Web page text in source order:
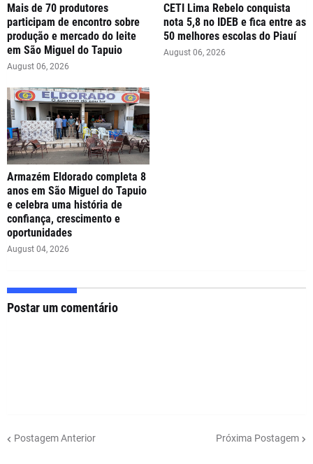
Mais de 70 produtores
participam de encontro sobre
produção e mercado do leite
em São Miguel do Tapuio
August 06, 2026
CETI Lima Rebelo conquista
nota 5,8 no IDEB e fica entre as
50 melhores escolas do Piauí
August 06, 2026
Armazém Eldorado completa 8
anos em São Miguel do Tapuio
e celebra uma história de
confiança, crescimento e
oportunidades
August 04, 2026
Postar um comentário
Postagem Anterior Próxima Postagem